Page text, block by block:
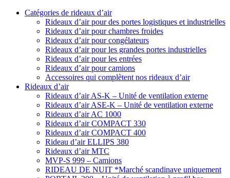
Catégories de rideaux d’air
Rideaux d’air pour des portes logistiques et industrielles
Rideaux d’air pour chambres froides
Rideaux d’air pour congélateurs
Rideaux d’air pour les grandes portes industrielles
Rideaux d’air pour les entrées
Rideaux d’air pour camions
Accessoires qui complètent nos rideaux d’air
Rideaux d’air
Rideaux d’air AS-K – Unité de ventilation externe
Rideaux d’air ASE-K – Unité de ventilation externe
Rideaux d’air AC 1000
Rideaux d’air COMPACT 330
Rideaux d’air COMPACT 400
Rideau d’air ELLIPS 380
Rideaux d’air MTC
MVP-S 999 – Camions
RIDEAU DE NUIT *Marché scandinave uniquement